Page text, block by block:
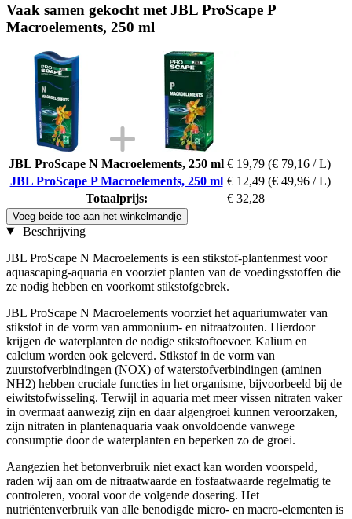
Vaak samen gekocht met JBL ProScape P
Macroelements, 250 ml
JBL ProScape N Macroelements, 250 ml € 19,79 (€ 79,16 / L)
JBL ProScape P Macroelements, 250 ml € 12,49 (€ 49,96 / L)
Totaalprijs:
€ 32,28
Voeg beide toe aan het winkelmandje
Beschrijving
JBL ProScape N Macroelements is een stikstof-plantenmest voor
aquascaping-aquaria en voorziet planten van de voedingsstoffen die
ze nodig hebben en voorkomt stikstofgebrek.
JBL ProScape N Macroelements voorziet het aquariumwater van
stikstof in de vorm van ammonium- en nitraatzouten. Hierdoor
krijgen de waterplanten de nodige stikstoftoevoer. Kalium en
calcium worden ook geleverd. Stikstof in de vorm van
zuurstofverbindingen (NOX) of waterstofverbindingen (aminen –
NH2) hebben cruciale functies in het organisme, bijvoorbeeld bij de
eiwitstofwisseling. Terwijl in aquaria met meer vissen nitraten vaker
in overmaat aanwezig zijn en daar algengroei kunnen veroorzaken,
zijn nitraten in plantenaquaria vaak onvoldoende vanwege
consumptie door de waterplanten en beperken zo de groei.
Aangezien het betonverbruik niet exact kan worden voorspeld,
raden wij aan om de nitraatwaarde en fosfaatwaarde regelmatig te
controleren, vooral voor de volgende dosering. Het
nutriëntenverbruik van alle benodigde micro- en macro-elementen is